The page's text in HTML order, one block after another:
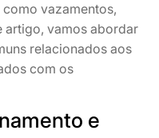
vazamentos,
artigo, vamos abordar
relacionados aos
com os
e